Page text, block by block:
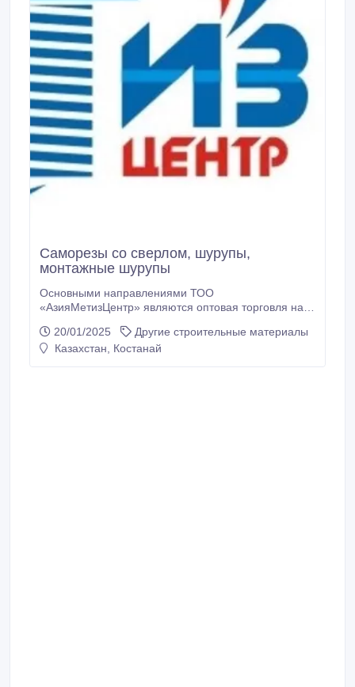
Саморезы со сверлом, шурупы,
монтажные шурупы
Основными направлениями ТОО
«АзияМетизЦентр» являются оптовая торговля на
метизной продукцией (болты, гайки, шайбы,
шурупы, саморезы, шпильки, винты, анкера и т.п.),
20/01/2025
Другие строительные материалы
Казахстан, Костанай